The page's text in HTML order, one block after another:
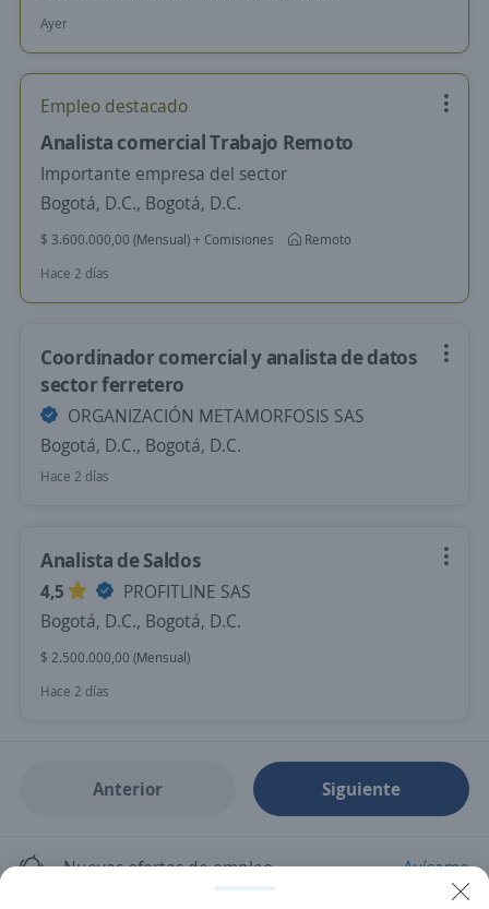
Ayer
Empleo destacado
Analista comercial Trabajo Remoto
Importante empresa del sector
Bogotá, D.C., Bogotá, D.C.
$ 3.600.000,00 (Mensual) + Comisiones
Remoto
Hace 2 días
Coordinador comercial y analista de datos
sector ferretero
ORGANIZACIÓN METAMORFOSIS SAS
Bogotá, D.C., Bogotá, D.C.
Hace 2 días
Analista de Saldos
4,5
PROFITLINE SAS
Bogotá, D.C., Bogotá, D.C.
$ 2.500.000,00 (Mensual)
Hace 2 días
Anterior Siguiente
Nuevas ofertas de empleo Avísame